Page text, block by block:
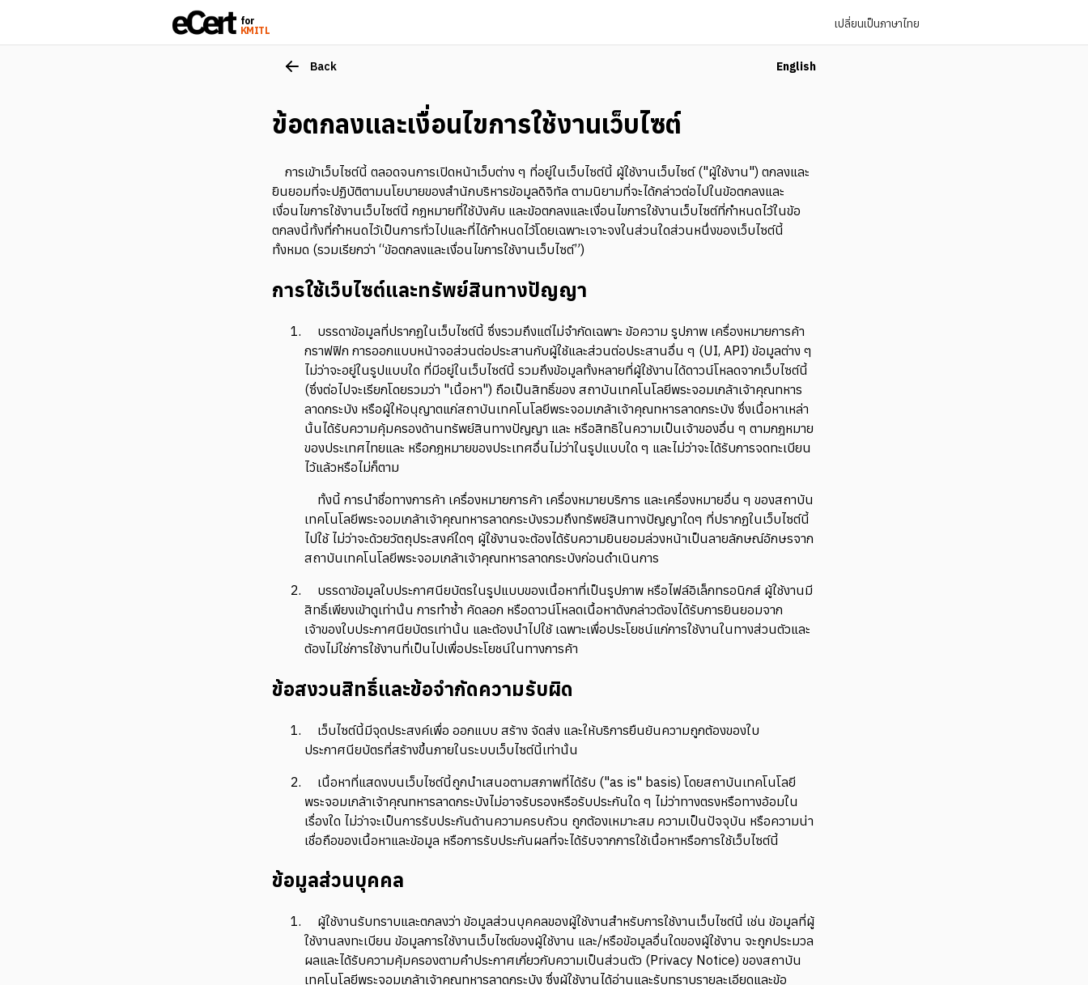
for
KMITL
เปลี่ยนเป็นภาษาไทย
Back English
ข้อตกลงและเงื่อนไขการใช้งานเว็บไซต์
การเข้าเว็บไซต์นี้ ตลอดจนการเปิดหน้าเว็บต่าง ๆ ที่อยู่ในเว็บไซต์นี้ ผู้ใช้งานเว็บไซต์ ("ผู้ใช้งาน") ตกลงและ
ยินยอมที่จะปฏิบัติตามนโยบายของสำนักบริหารข้อมูลดิจิทัล ตามนิยามที่จะได้กล่าวต่อไปในข้อตกลงและ
เงื่อนไขการใช้งานเว็บไซต์นี้ กฎหมายที่ใช้บังคับ และข้อตกลงและเงื่อนไขการใช้งานเว็บไซต์ที่กำหนดไว้ในข้อ
ตกลงนี้ทั้งที่กำหนดไว้เป็นการทั่วไปและที่ได้กำหนดไว้โดยเฉพาะเจาะจงในส่วนใดส่วนหนึ่งของเว็บไซต์นี้
ทั้งหมด (รวมเรียกว่า “ข้อตกลงและเงื่อนไขการใช้งานเว็บไซต์”)
การใช้เว็บไซต์และทรัพย์สินทางปัญญา
บรรดาข้อมูลที่ปรากฏในเว็บไซต์นี้ ซึ่งรวมถึงแต่ไม่จำกัดเฉพาะ ข้อความ รูปภาพ เครื่องหมายการค้า
กราฟฟิก การออกแบบหน้าจอส่วนต่อประสานกับผู้ใช้และส่วนต่อประสานอื่น ๆ (UI, API) ข้อมูลต่าง ๆ
ไม่ว่าจะอยู่ในรูปแบบใด ที่มีอยู่ในเว็บไซต์นี้ รวมถึงข้อมูลทั้งหลายที่ผู้ใช้งานได้ดาวน์โหลดจากเว็บไซต์นี้
(ซึ่งต่อไปจะเรียกโดยรวมว่า "เนื้อหา") ถือเป็นสิทธิ์ของ สถาบันเทคโนโลยีพระจอมเกล้าเจ้าคุณทหาร
ลาดกระบัง หรือผู้ให้อนุญาตแก่สถาบันเทคโนโลยีพระจอมเกล้าเจ้าคุณทหารลาดกระบัง ซึ่งเนื้อหาเหล่า
นั้นได้รับความคุ้มครองด้านทรัพย์สินทางปัญญา และ หรือสิทธิในความเป็นเจ้าของอื่น ๆ ตามกฎหมาย
ของประเทศไทยและ หรือกฎหมายของประเทศอื่นไม่ว่าในรูปแบบใด ๆ และไม่ว่าจะได้รับการจดทะเบียน
ไว้แล้วหรือไม่ก็ตาม
ทั้งนี้ การนำชื่อทางการค้า เครื่องหมายการค้า เครื่องหมายบริการ และเครื่องหมายอื่น ๆ ของสถาบัน
เทคโนโลยีพระจอมเกล้าเจ้าคุณทหารลาดกระบังรวมถึงทรัพย์สินทางปัญญาใดๆ ที่ปรากฏในเว็บไซต์นี้
ไปใช้ ไม่ว่าจะด้วยวัตถุประสงค์ใดๆ ผู้ใช้งานจะต้องได้รับความยินยอมล่วงหน้าเป็นลายลักษณ์อักษรจาก
สถาบันเทคโนโลยีพระจอมเกล้าเจ้าคุณทหารลาดกระบังก่อนดำเนินการ
บรรดาข้อมูลใบประกาศนียบัตรในรูปแบบของเนื้อหาที่เป็นรูปภาพ หรือไฟล์อิเล็กทรอนิกส์ ผู้ใช้งานมี
สิทธิ์เพียงเข้าดูเท่านั้น การทำซ้ำ คัดลอก หรือดาวน์โหลดเนื้อหาดังกล่าวต้องได้รับการยินยอมจาก
เจ้าของใบประกาศนียบัตรเท่านั้น และต้องนำไปใช้ เฉพาะเพื่อประโยชน์แก่การใช้งานในทางส่วนตัวและ
ต้องไม่ใช่การใช้งานที่เป็นไปเพื่อประโยชน์ในทางการค้า
ข้อสงวนสิทธิ์และข้อจำกัดความรับผิด
เว็บไซต์นี้มีจุดประสงค์เพื่อ ออกแบบ สร้าง จัดส่ง และให้บริการยืนยันความถูกต้องของใบ
ประกาศนียบัตรที่สร้างขึ้นภายในระบบเว็บไซต์นี้เท่านั้น
เนื้อหาที่แสดงบนเว็บไซต์นี้ถูกนำเสนอตามสภาพที่ได้รับ ("as is" basis) โดยสถาบันเทคโนโลยี
พระจอมเกล้าเจ้าคุณทหารลาดกระบังไม่อาจรับรองหรือรับประกันใด ๆ ไม่ว่าทางตรงหรือทางอ้อมใน
เรื่องใด ไม่ว่าจะเป็นการรับประกันด้านความครบถ้วน ถูกต้องเหมาะสม ความเป็นปัจจุบัน หรือความน่า
เชื่อถือของเนื้อหาและข้อมูล หรือการรับประกันผลที่จะได้รับจากการใช้เนื้อหาหรือการใช้เว็บไซต์นี้
ข้อมูลส่วนบุคคล
ผู้ใช้งานรับทราบและตกลงว่า ข้อมูลส่วนบุคคลของผู้ใช้งานสำหรับการใช้งานเว็บไซต์นี้ เช่น ข้อมูลที่ผู้
ใช้งานลงทะเบียน ข้อมูลการใช้งานเว็บไซต์ของผู้ใช้งาน และ/หรือข้อมูลอื่นใดของผู้ใช้งาน จะถูกประมวล
ผลและได้รับความคุ้มครองตามคำประกาศเกี่ยวกับความเป็นส่วนตัว (Privacy Notice) ของสถาบัน
เทคโนโลยีพระจอมเกล้าเจ้าคุณทหารลาดกระบัง ซึ่งผู้ใช้งานได้อ่านและรับทราบรายละเอียดและข้อ